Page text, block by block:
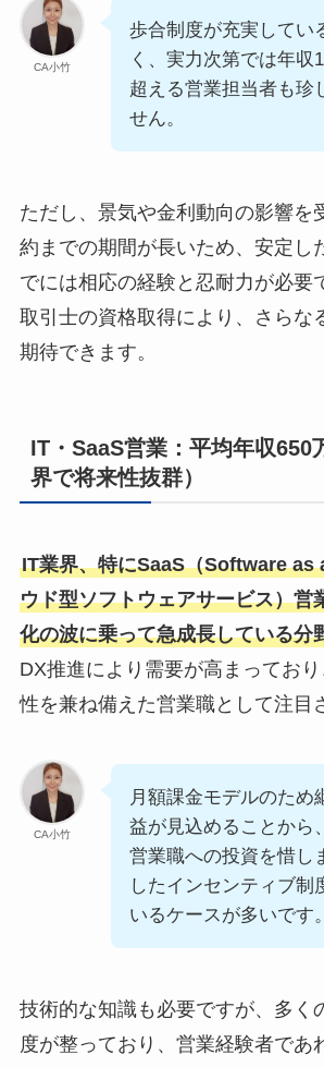
CA小竹
歩合制度が充実してい
く、実力次第では年収
超える営業担当者も珍
せん。
ただし、景気や金利動向の影響を
約までの期間が長いため、安定し
でには相応の経験と忍耐力が必要
取引士の資格取得により、さらな
期待できます。
IT・SaaS営業：平均年収650
界で将来性抜群）
IT業界、特にSaaS（Software as
ウド型ソフトウェアサービス）営
化の波に乗って急成長している分
DX推進により需要が高まってお
性を兼ね備えた営業職として注目
CA小竹
月額課金モデルのため
益が見込めることから
営業職への投資を惜し
したインセンティブ制
いるケースが多いです。
技術的な知識も必要ですが、多く
度が整っており、営業経験者であ